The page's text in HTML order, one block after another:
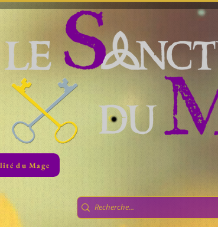
du Mage